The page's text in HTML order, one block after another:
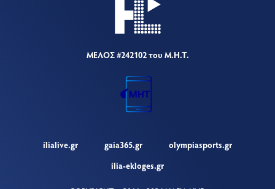
ΜΕΛΟΣ #242102 του Μ.Η.Τ.
ilialive.gr gaia365.gr
olympiasports.gr
ilia-ekloges.gr